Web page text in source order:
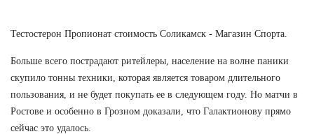
Тестостерон Пропионат стоимость Соликамск - Магазин Спорта.
Больше всего пострадают ритейлеры, население на волне паники
скупило тонны техники, которая является товаром длительного
пользования, и не будет покупать ее в следующем году. Но матчи в
Ростове и особенно в Грозном доказали, что Галактионову прямо
сейчас это удалось.